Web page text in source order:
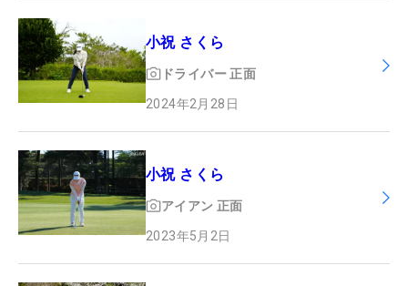
小祝 さくら
ドライバー 正面
2024年2月28日
小祝 さくら
アイアン 正面
2023年5月2日